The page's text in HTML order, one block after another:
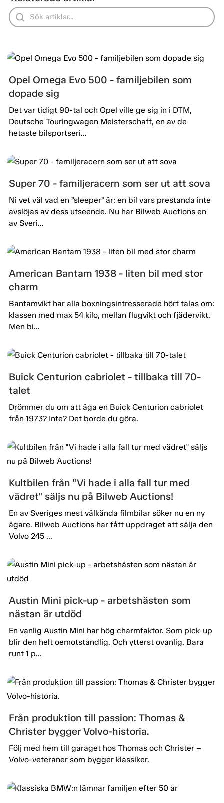
Opel Omega Evo 500 - familjebilen som
dopade sig
Det var tidigt 90-tal och Opel ville ge sig in i DTM,
Deutsche Touringwagen Meisterschaft, en av de
hetaste bilsportseri...
Super 70 - familjeracern som ser ut att sova
Ni vet väl vad en ”sleeper” är: en bil vars prestanda inte
avslöjas av dess utseende. Nu har Bilweb Auctions en
av Sveri...
American Bantam 1938 - liten bil med stor
charm
Bantamvikt har alla boxningsintresserade hört talas om:
klassen med max 54 kilo, mellan flugvikt och fjädervikt.
Men bi...
Buick Centurion cabriolet - tillbaka till 70-
talet
Drömmer du om att äga en Buick Centurion cabriolet
från 1973? Inte? Det borde du göra.
Kultbilen från "Vi hade i alla fall tur med
vädret" säljs nu på Bilweb Auctions!
En av Sveriges mest välkända filmbilar söker nu en ny
ägare. Bilweb Auctions har fått uppdraget att sälja den
Volvo 245 ...
Austin Mini pick-up - arbetshästen som
nästan är utdöd
En vanlig Austin Mini har hög charmfaktor. Som pick-up
blir den helt oemotståndlig. Och ytterst ovanlig. Bara
runt 1 p...
Från produktion till passion: Thomas &
Christer bygger Volvo-historia.
Följ med hem till garaget hos Thomas och Christer –
Volvo-veteraner som bygger klassiker.